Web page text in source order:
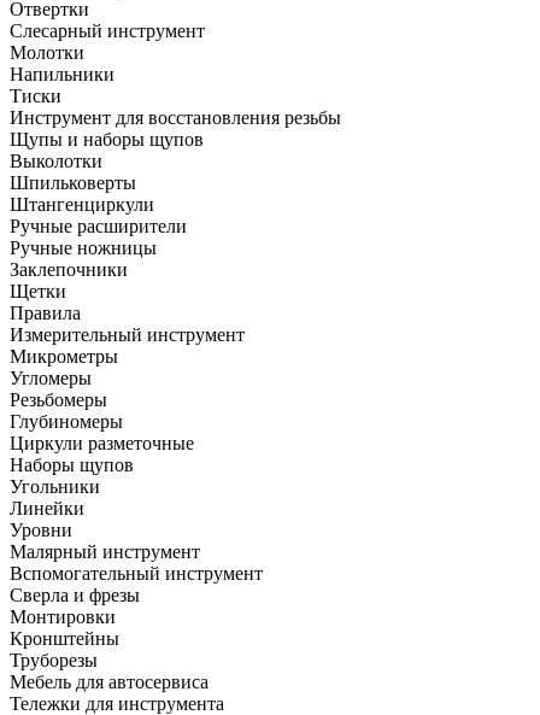
Отвертки
Слесарный инструмент
Молотки
Напильники
Тиски
Инструмент для восстановления резьбы
Щупы и наборы щупов
Выколотки
Шпильковерты
Штангенциркули
Ручные расширители
Ручные ножницы
Заклепочники
Щетки
Правила
Измерительный инструмент
Микрометры
Угломеры
Резьбомеры
Глубиномеры
Циркули разметочные
Наборы щупов
Угольники
Линейки
Уровни
Малярный инструмент
Вспомогательный инструмент
Сверла и фрезы
Монтировки
Кронштейны
Труборезы
Мебель для автосервиса
Тележки для инструмента